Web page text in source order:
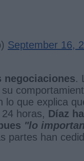
September 16,
negociaciones.
lo que explica
horas, Díaz
"lo
partes han